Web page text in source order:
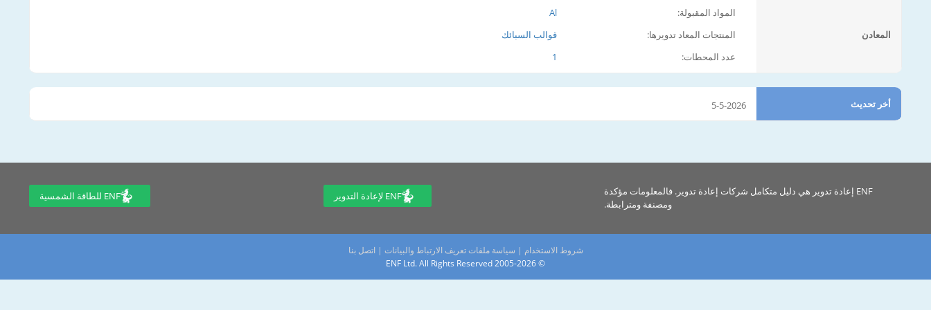
المعادن
المواد المقبولة:
Al
المنتجات المعاد تدويرها:
قوالب السبائك
عدد المحطات:
1
أخر تحديث 5-5-2026
ENF إعادة تدوير هي دليل متكامل شركات إعادة تدوير. فالمعلومات مؤكدة
ومصنفة ومترابطة.
ENF لإعادة التدوير ENF للطاقة الشمسية
شروط الاستخدام | سياسة ملفات تعريف الارتباط والبيانات |اتصل بنا
© 2005-2026 ENF Ltd. All Rights Reserved